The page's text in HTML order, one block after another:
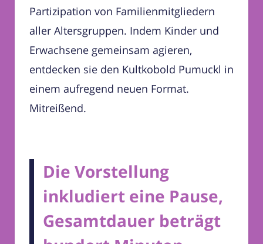
Partizipation von Familienmitgliedern
aller Altersgruppen. Indem Kinder und
Erwachsene gemeinsam agieren,
entdecken sie den Kultkobold Pumuckl in
einem aufregend neuen Format.
Mitreißend.
Die Vorstellung
inkludiert eine Pause,
Gesamtdauer beträgt